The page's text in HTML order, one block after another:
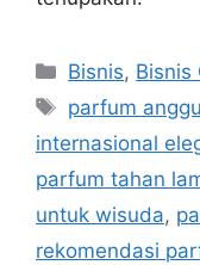
Categories
Bisnis, Bisnis
Tags
parfum
internasional
parfum tahan
untuk wisuda,
rekomendasi